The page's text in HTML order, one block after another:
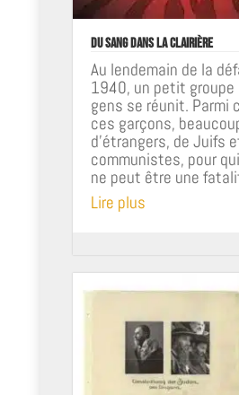
Du sang dans la clairière
Au lendemain de la
1940, un petit groupe
gens se réunit. Parmi
ces garçons,
d’étrangers, de Juifs
communistes, pour
ne peut être une
Lire plus